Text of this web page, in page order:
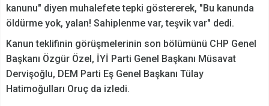
kanunu" diyen muhalefete tepki göstererek, "Bu kanunda
öldürme yok, yalan! Sahiplenme var, teşvik var" dedi.
Kanun teklifinin görüşmelerinin son bölümünü CHP Genel
Başkanı Özgür Özel, İYİ Parti Genel Başkanı Müsavat
Dervişoğlu, DEM Parti Eş Genel Başkanı Tülay
Hatimoğulları Oruç da izledi.